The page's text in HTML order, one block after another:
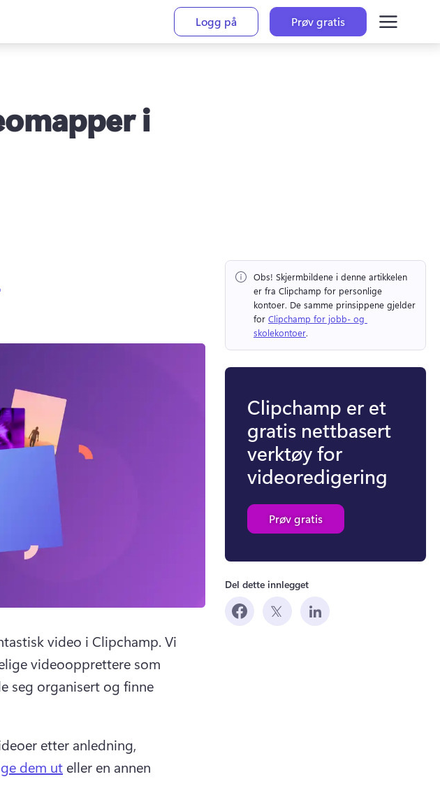
Logg på
Prøv gratis
i
video i Clipchamp. Vi
videoopprettere som
seg organisert og finne
etter anledning,
dem ut eller en annen
Obs! Skjermbildene i denne artikkelen
er fra Clipchamp for personlige
kontoer. De samme prinsippene gjelder
for Clipchamp for jobb- og
skolekontoer.
Clipchamp er et
gratis nettbasert
verktøy for
videoredigering
Prøv gratis
Del dette innlegget